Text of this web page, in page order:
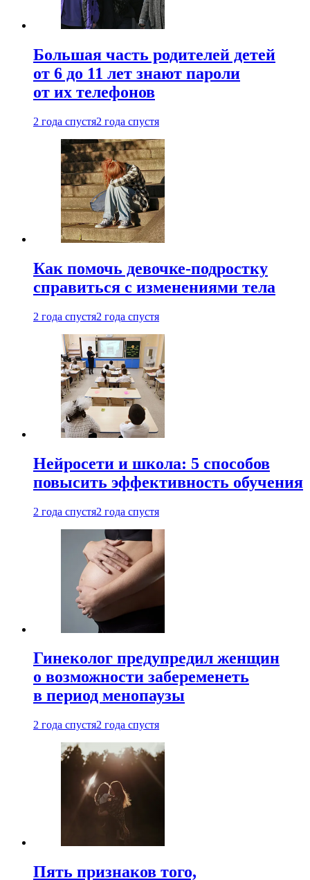
Большая часть родителей детей
от 6 до 11 лет знают пароли
от их телефонов
2 года спустя2 года спустя
Как помочь девочке-подростку
справиться с изменениями тела
2 года спустя2 года спустя
Нейросети и школа: 5 способов
повысить эффективность обучения
2 года спустя2 года спустя
Гинеколог предупредил женщин
о возможности забеременеть
в период менопаузы
2 года спустя2 года спустя
Пять признаков того,